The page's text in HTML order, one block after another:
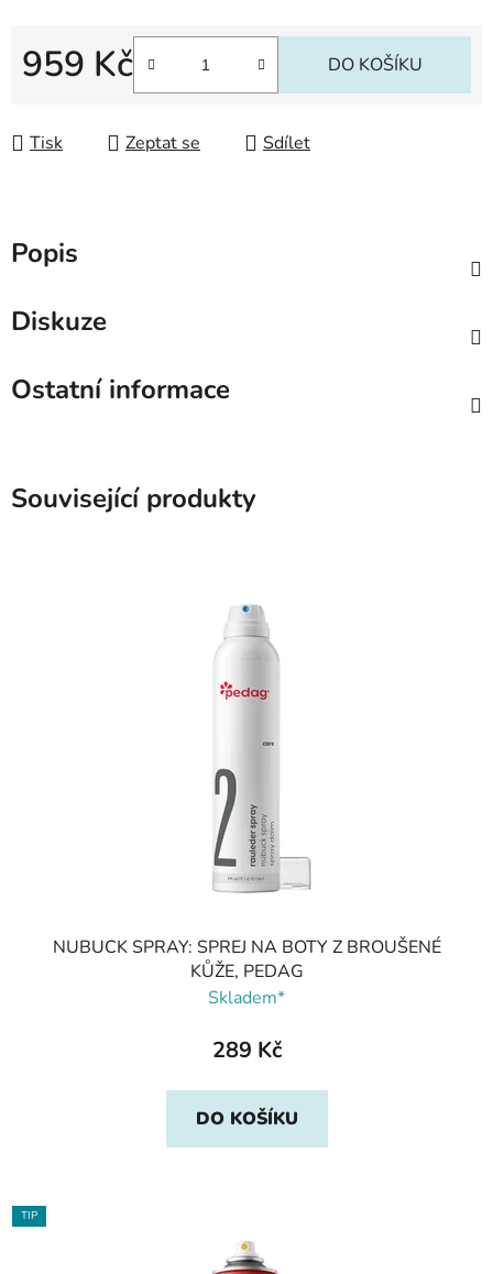
959 Kč DO KOŠÍKU
Tisk Zeptat se Sdílet
Popis
Diskuze
Ostatní informace
Související produkty
NUBUCK SPRAY: SPREJ NA BOTY Z BROUŠENÉ
KŮŽE, PEDAG
Skladem*
289 Kč
DO KOŠÍKU
TIP